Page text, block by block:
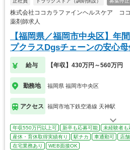
株式会社ココカラファインヘルスケア コ
薬剤師求人
【福岡県／福岡市中央区】年
プクラスDgsチェーンの安心
給与 【年収】430万円～560万円
勤務地 福岡県 福岡市中央区
アクセス 福岡市地下鉄空港線 天神駅
年収550万円以上可 新卒も応募可能 未経験者も
産休・育休取得実績有り
駅チカ 車通勤可 店
在宅業務あり
WEB面接OK